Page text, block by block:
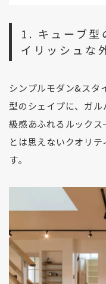
1. キューブ型
イリッシュな
シンプルモダン&スタ
型のシェイプに、ガ
級感あふれるルック
とは思えないクオリ
す。